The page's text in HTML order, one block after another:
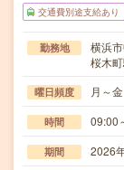
交通費別途支給あり
勤務地
横浜
桜木
曜日頻度 月～
時間 09:00
期間 2026